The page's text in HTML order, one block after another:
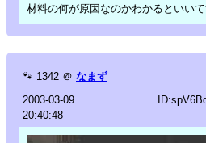
材料の何が原因なのかわかるといいて
🐾 1342 ＠ なまず
2003-03-09
20:40:48